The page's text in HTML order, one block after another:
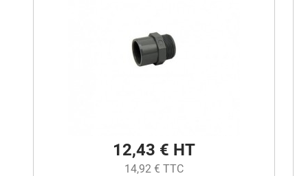
12,43 € HT
14,92 € TTC